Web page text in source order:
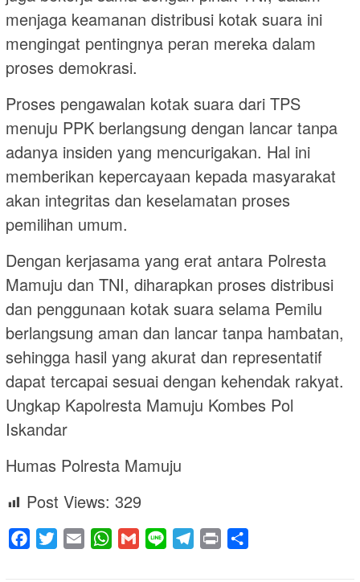
menjaga keamanan distribusi kotak suara ini
mengingat pentingnya peran mereka dalam
proses demokrasi.
Proses pengawalan kotak suara dari TPS
menuju PPK berlangsung dengan lancar tanpa
adanya insiden yang mencurigakan. Hal ini
memberikan kepercayaan kepada masyarakat
akan integritas dan keselamatan proses
pemilihan umum.
Dengan kerjasama yang erat antara Polresta
Mamuju dan TNI, diharapkan proses distribusi
dan penggunaan kotak suara selama Pemilu
berlangsung aman dan lancar tanpa hambatan,
sehingga hasil yang akurat dan representatif
dapat tercapai sesuai dengan kehendak rakyat.
Ungkap Kapolresta Mamuju Kombes Pol
Iskandar
Humas Polresta Mamuju
Post Views: 329
Facebook
Twitter Email WhatsApp
Gmail Line Telegram
Print